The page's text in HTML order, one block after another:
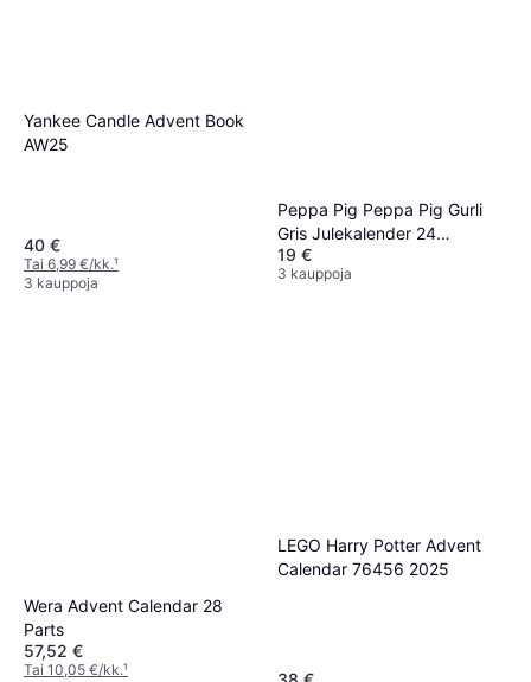
Yankee Candle Advent Book
AW25
40 €
Tai 6,99 €/kk.¹
3 kauppoja
Peppa Pig Peppa Pig Gurli
Gris Julekalender 24
Billedbøger
19 €
3 kauppoja
Wera Advent Calendar 28
Parts
57,52 €
Tai 10,05 €/kk.¹
LEGO Harry Potter Advent
Calendar 76456 2025